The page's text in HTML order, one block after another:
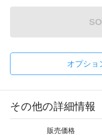
オプショ
その他の詳細情報
販売価格